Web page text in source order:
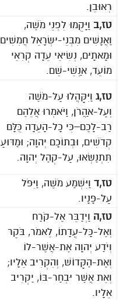
רְאוּבֵן.
טז,ב וַיָּקֻמוּ לִפְנֵי מֹשֶׁה,
וַאֲנָשִׁים מִבְּנֵי-יִשְׂרָאֵל חֲמִשִּׁים
וּמָאתָיִם, נְשִׂיאֵי עֵדָה קְרִאֵי
מוֹעֵד, אַנְשֵׁי-שֵׁם.
טז,ג וַיִּקָּהֲלוּ עַל-מֹשֶׁה
וְעַל-אַהֲרֹן, וַיֹּאמְרוּ אֲלֵהֶם
רַב-לָכֶם–כִּי כָל-הָעֵדָה כֻּלָּם
קְדֹשִׁים, וּבְתוֹכָם יְהוָה; וּמַדּוּעַ
תִּתְנַשְּׂאוּ, עַל-קְהַל יְהוָה.
טז,ד וַיִּשְׁמַע מֹשֶׁה, וַיִּפֹּל
עַל-פָּנָיו.
טז,ה וַיְדַבֵּר אֶל-קֹרַח
וְאֶל-כָּל-עֲדָתוֹ, לֵאמֹר, בֹּקֶר
וְיֹדַע יְהוָה אֶת-אֲשֶׁר-לוֹ
וְאֶת-הַקָּדוֹשׁ, וְהִקְרִיב אֵלָיו;
וְאֵת אֲשֶׁר יִבְחַר-בּוֹ, יַקְרִיב
אֵלָיו.